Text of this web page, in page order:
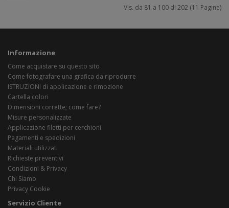
Vis. da 81 a 100 di 202 (11 Pagine)
Informazione
Come acquistare su questo sito
Come fotografare una grafica da riprodurre
ISTRUZIONI di applicazione e rimozione
Cartella colori
Dimensioni corrette; come fare?
Misure personalizzate
Applicazione filetti per cerchioni
Pagamenti e spedizioni
Materiali utilizzati
Richieste preventivi
Condizioni & Privacy
Chi Siamo
Privacy Cookie
Servizio Cliente